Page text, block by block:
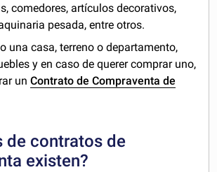
comedores, artículos decorativos,
pesada, entre otros.
una casa, terreno o departamento,
y en caso de querer comprar uno,
unContrato de Compraventa de
de contratos de
existen?